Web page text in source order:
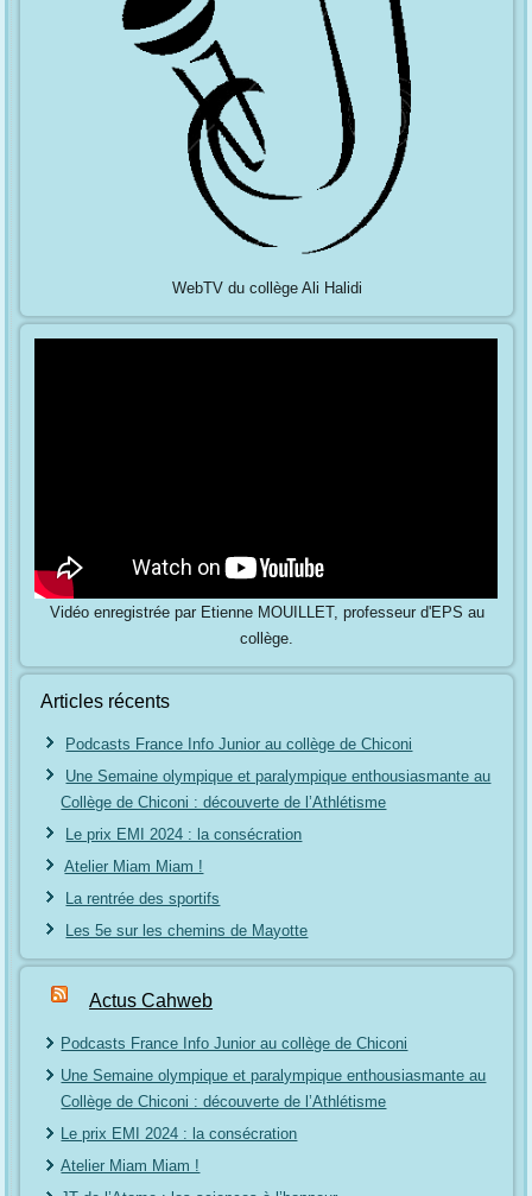
WebTV du collège Ali Halidi
Vidéo enregistrée par Etienne MOUILLET, professeur d'EPS au
collège.
Articles récents
Podcasts France Info Junior au collège de Chiconi
Une Semaine olympique et paralympique enthousiasmante au
Collège de Chiconi : découverte de l’Athlétisme
Le prix EMI 2024 : la consécration
Atelier Miam Miam !
La rentrée des sportifs
Les 5e sur les chemins de Mayotte
Actus Cahweb
Podcasts France Info Junior au collège de Chiconi
Une Semaine olympique et paralympique enthousiasmante au
Collège de Chiconi : découverte de l’Athlétisme
Le prix EMI 2024 : la consécration
Atelier Miam Miam !